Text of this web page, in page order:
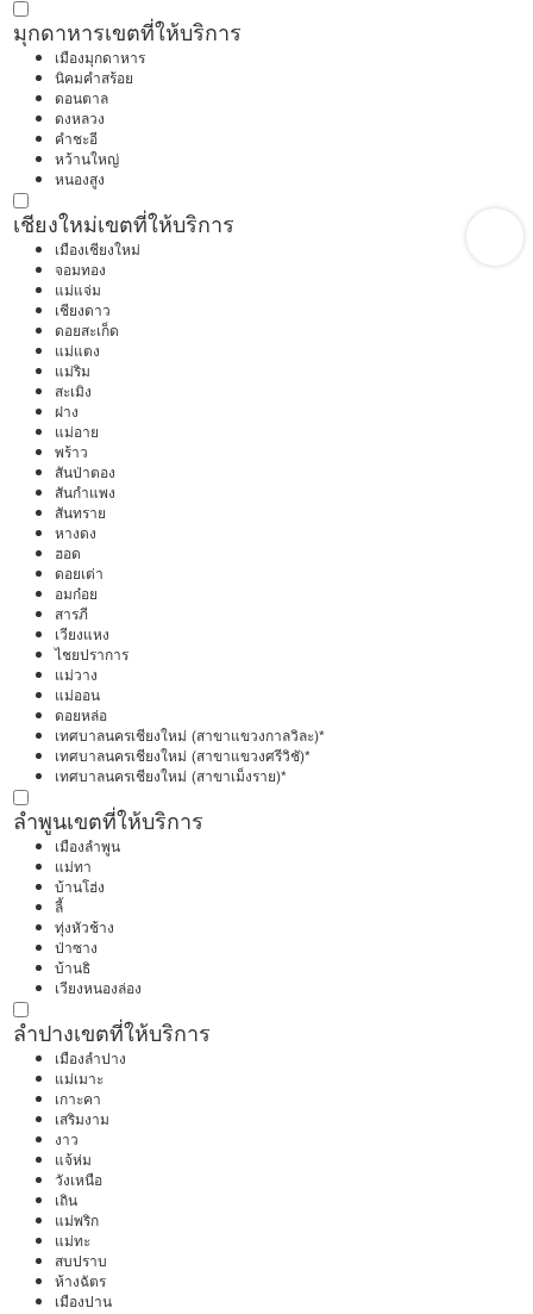
มุกดาหารเขตที่ให้บริการ
เมืองมุกดาหาร
นิคมคำสร้อย
ดอนตาล
ดงหลวง
คำชะอี
หว้านใหญ่
หนองสูง
เชียงใหม่เขตที่ให้บริการ
เมืองเชียงใหม่
จอมทอง
แม่แจ่ม
เชียงดาว
ดอยสะเก็ด
แม่แตง
แม่ริม
สะเมิง
ฝาง
แม่อาย
พร้าว
สันป่าตอง
สันกำแพง
สันทราย
หางดง
ฮอด
ดอยเต่า
อมก๋อย
สารภี
เวียงแหง
ไชยปราการ
แม่วาง
แม่ออน
ดอยหล่อ
เทศบาลนครเชียงใหม่ (สาขาแขวงกาลวิละ)*
เทศบาลนครเชียงใหม่ (สาขาแขวงศรีวิชั)*
เทศบาลนครเชียงใหม่ (สาขาเม็งราย)*
ลำพูนเขตที่ให้บริการ
เมืองลำพูน
แม่ทา
บ้านโฮ่ง
ลี้
ทุ่งหัวช้าง
ป่าซาง
บ้านธิ
เวียงหนองล่อง
ลำปางเขตที่ให้บริการ
เมืองลำปาง
แม่เมาะ
เกาะคา
เสริมงาม
งาว
แจ้ห่ม
วังเหนือ
เถิน
แม่พริก
แม่ทะ
สบปราบ
ห้างฉัตร
เมืองปาน